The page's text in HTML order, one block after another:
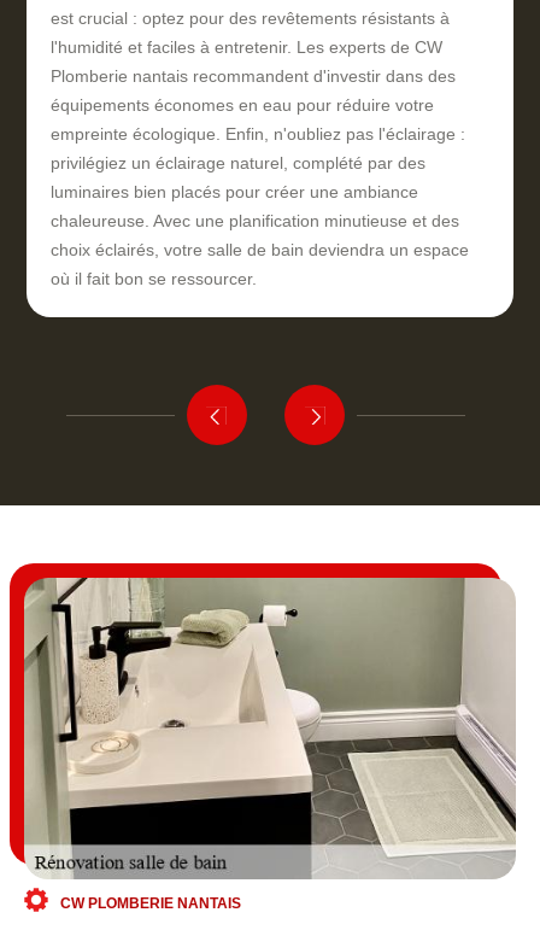
est crucial : optez pour des revêtements résistants à
l'humidité et faciles à entretenir. Les experts de CW
Plomberie nantais recommandent d'investir dans des
équipements économes en eau pour réduire votre
empreinte écologique. Enfin, n'oubliez pas l'éclairage :
privilégiez un éclairage naturel, complété par des
luminaires bien placés pour créer une ambiance
chaleureuse. Avec une planification minutieuse et des
choix éclairés, votre salle de bain deviendra un espace
où il fait bon se ressourcer.
CW PLOMBERIE NANTAIS